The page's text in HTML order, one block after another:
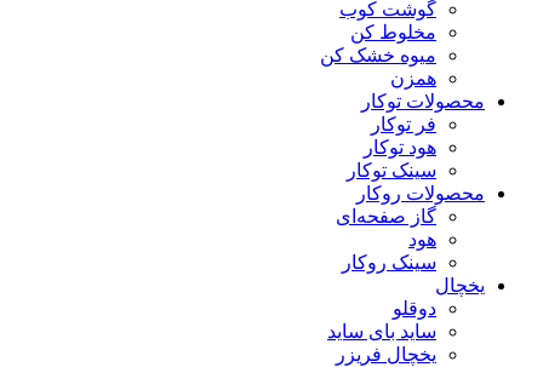
گوشت کوب
مخلوط کن
میوه خشک کن
همزن
محصولات توکار
فر توکار
هود توکار
سینک توکار
محصولات روکار
گاز صفحه‌ای
هود
سینک روکار
یخچال
دوقلو
ساید بای ساید
یخچال فریزر